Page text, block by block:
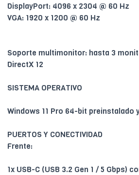
DisplayPort: 4096 x 2304 @ 60 Hz
VGA: 1920 x 1200 @ 60 Hz
Soporte multimonitor: hasta 3
DirectX 12
SISTEMA OPERATIVO
Windows 11 Pro 64-bit preinstalado
PUERTOS Y CONECTIVIDAD
Frente:
1x USB-C (USB 3.2 Gen 1 / 5 Gbps)